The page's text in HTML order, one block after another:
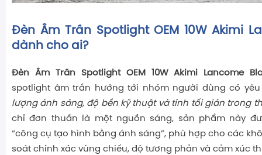
Đèn Âm Trần Spotlight OEM 10W Akimi
dành cho ai?
Đèn Âm Trần Spotlight OEM 10W Akimi Lancome
spotlight âm trần hướng tới nhóm người dùng có
lượng ánh sáng, độ bền kỹ thuật và tính tối giản trong
chỉ đơn thuần là một nguồn sáng, sản phẩm này
“công cụ tạo hình bằng ánh sáng”, phù hợp cho các
soát chính xác vùng chiếu, độ tương phản và cảm xúc